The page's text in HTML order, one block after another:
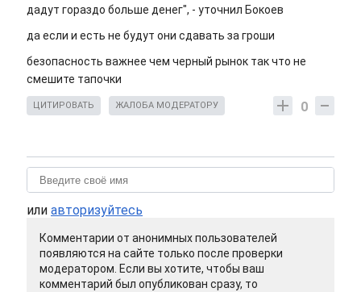
дадут гораздо больше денег", - уточнил Бокоев
да если и есть не будут они сдавать за гроши
безопасность важнее чем черный рынок так что не
смешите тапочки
0
ЦИТИРОВАТЬ ЖАЛОБА МОДЕРАТОРУ
или авторизуйтесь
Комментарии от анонимных пользователей
появляются на сайте только после проверки
модератором. Если вы хотите, чтобы ваш
комментарий был опубликован сразу, то